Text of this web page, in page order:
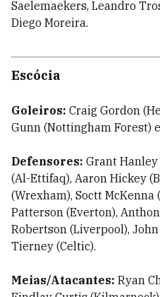
Saelemaekers, Leandro
Diego Moreira.
Escócia
Goleiros: Craig Gordon
Gunn (Nottingham Forest)
Defensores: Grant
(Al-Ettifaq), Aaron Hickey
(Wrexham), Soctt
Patterson (Everton),
Robertson (Liverpool),
Tierney (Celtic).
Meias/Atacantes: Ryan